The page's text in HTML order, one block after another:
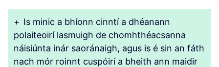
+ Is minic a bhíonn cinntí a dhéanann
polaiteoirí lasmuigh de chomhthéacsanna
náisiúnta inár saoránaigh, agus is é sin an fáth
nach mór roinnt cuspóirí a bheith ann maidir